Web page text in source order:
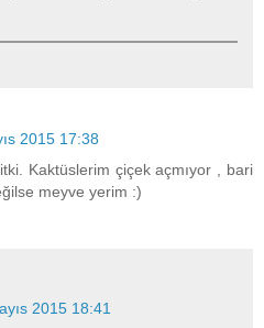
2015 17:38
Kaktüslerim çiçek açmıyor , bari
meyve yerim :)
2015 18:41